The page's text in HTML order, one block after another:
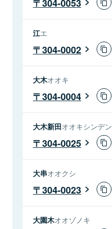
304-0053
江エ
304-0002
大木オオキ
304-0004
大木新田オオキシンデン
304-0025
大串オオクシ
304-0023
大園木オオゾノキ